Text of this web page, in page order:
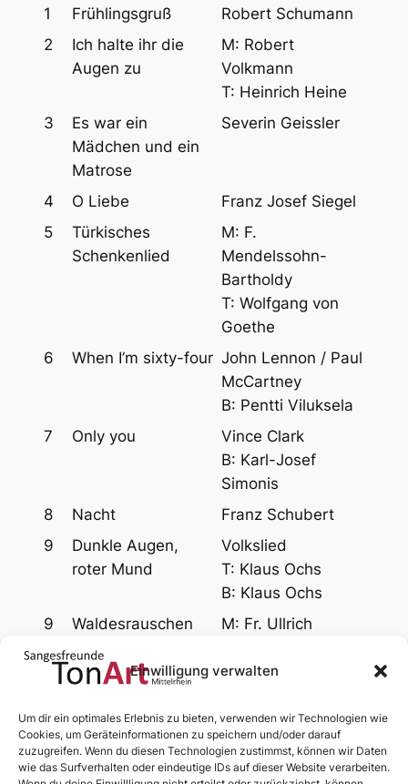
Einwilligung verwalten
Um dir ein optimales Erlebnis zu bieten, verwenden wir Technologien wie
Cookies, um Geräteinformationen zu speichern und/oder darauf
zuzugreifen. Wenn du diesen Technologien zustimmst, können wir Daten
wie das Surfverhalten oder eindeutige IDs auf dieser Website verarbeiten.
1
Frühlingsgruß
Robert Schumann
2
Ich halte ihr die
Augen zu
M: Robert
Volkmann
T: Heinrich Heine
3
Es war ein
Mädchen und ein
Matrose
Severin Geissler
4 O Liebe
Franz Josef Siegel
5
Türkisches
Schenkenlied
M: F.
Mendelssohn-
Bartholdy
T: Wolfgang von
Goethe
6
When I’m sixty-four John Lennon / Paul
McCartney
B: Pentti Viluksela
7
Only you
Vince Clark
B: Karl-Josef
Simonis
8
Nacht
Franz Schubert
9
Dunkle Augen,
roter Mund
Volkslied
T: Klaus Ochs
B: Klaus Ochs
9
Waldesrauschen
M: Fr. Ullrich
Titel
(M)usik / (T)ext /
1 bis 10 von 91 Einträgen